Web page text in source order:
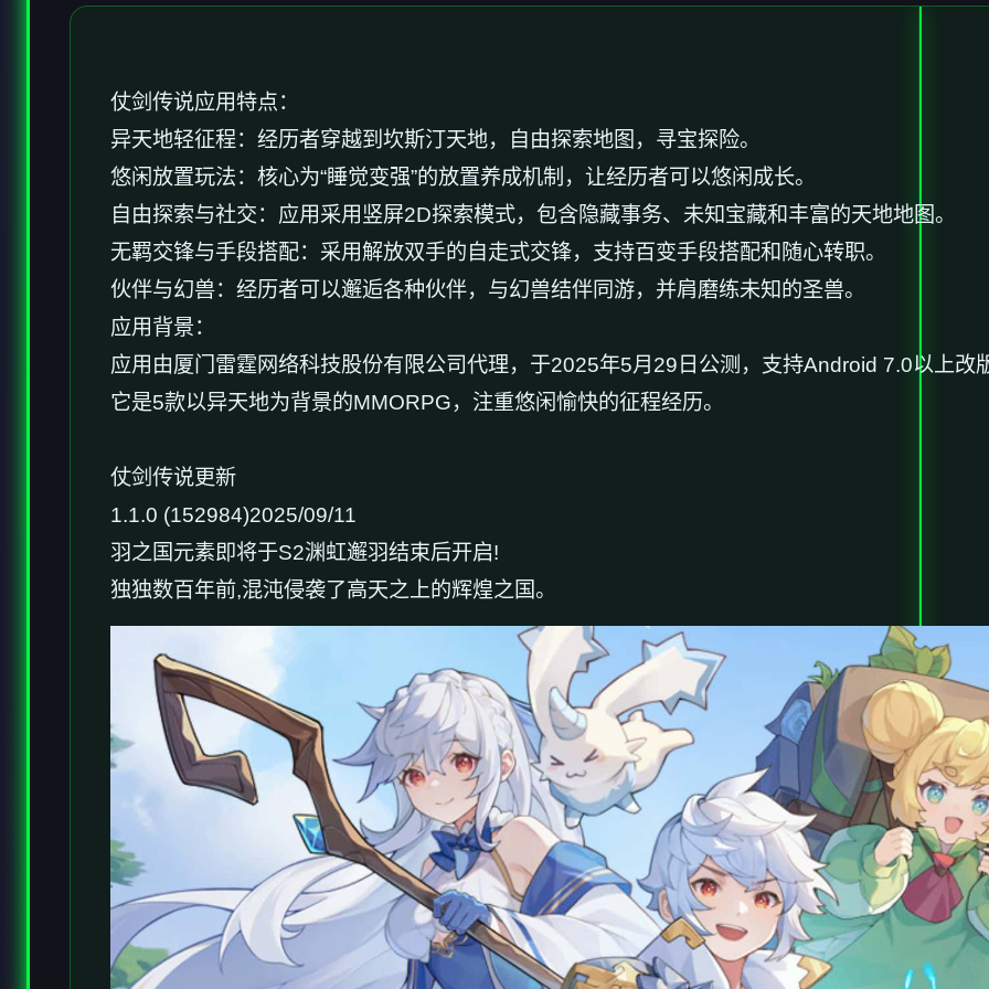
仗剑传说应用特点：
异天地轻征程：经历者穿越到坎斯汀天地，自由探索地图，寻宝探险。
悠闲放置玩法：核心为“睡觉变强”的放置养成机制，让经历者可以悠闲成长。
自由探索与社交：应用采用竖屏2D探索模式，包含隐藏事务、未知宝藏和丰富的天地地图。
无羁交锋与手段搭配：采用解放双手的自走式交锋，支持百变手段搭配和随心转职。
伙伴与幻兽：经历者可以邂逅各种伙伴，与幻兽结伴同游，并肩磨练未知的圣兽。
应用背景：
应用由厦门雷霆网络科技股份有限公司代理，于2025年5月29日公测，支持Android 7.0以上改
它是5款以异天地为背景的MMORPG，注重悠闲愉快的征程经历。
仗剑传说更新
1.1.0 (152984)2025/09/11
羽之国元素即将于S2渊虹邂羽结束后开启!
独独数百年前,混沌侵袭了高天之上的辉煌之国。